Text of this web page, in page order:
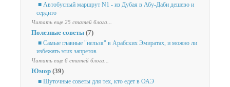
■ Автобусный маршрут N1 - из Дубая в Абу-Даби дешево и
сердито
Читать еще 25 статей блога...
Полезные советы (7)
■ Самые главные "нельзя" в Арабских Эмиратах, и можно ли
избежать этих запретов
Читать еще 6 статей блога...
Юмор (39)
■ Шуточные советы для тех, кто едет в ОАЭ